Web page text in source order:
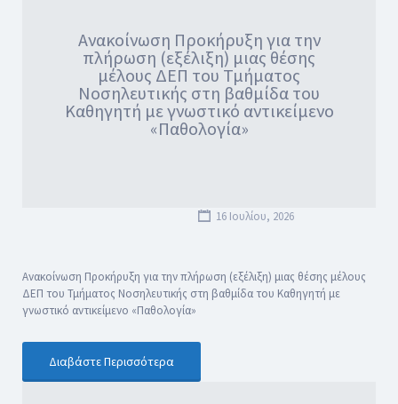
Ανακοίνωση Προκήρυξη για την
πλήρωση (εξέλιξη) μιας θέσης
μέλους ΔΕΠ του Τμήματος
Νοσηλευτικής στη βαθμίδα του
Καθηγητή με γνωστικό αντικείμενο
«Παθολογία»
16 Ιουλίου, 2026
Ανακοίνωση Προκήρυξη για την πλήρωση (εξέλιξη) μιας θέσης μέλους
ΔΕΠ του Τμήματος Νοσηλευτικής στη βαθμίδα του Καθηγητή με
γνωστικό αντικείμενο «Παθολογία»
Διαβάστε Περισσότερα